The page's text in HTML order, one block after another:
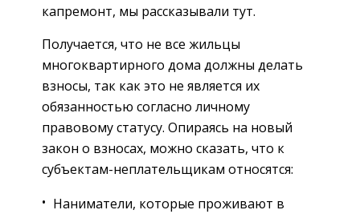
капремонт, мы рассказывали тут.
Получается, что не все жильцы
многоквартирного дома должны делать
взносы, так как это не является их
обязанностью согласно личному
правовому статусу. Опираясь на новый
закон о взносах, можно сказать, что к
субъектам-неплательщикам относятся:
Наниматели, которые проживают в